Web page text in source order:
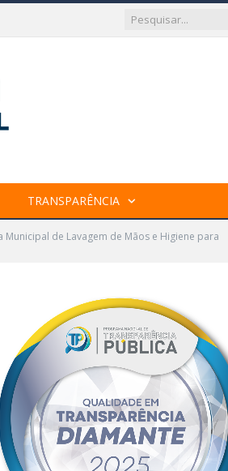
TRANSPARÊNCIA
Municipal de Lavagem de Mãos e Higiene para